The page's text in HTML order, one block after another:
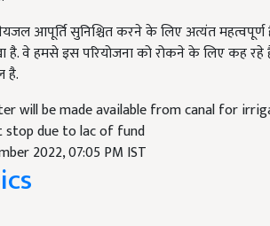
है. वे हमसे इस परियोजना को रोकने के लिए कह
है.
stop due to lac of fund
2022, 07:05 PM IST